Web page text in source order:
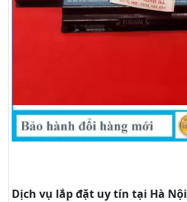
Dịch vụ lắp đặt uy tín tại Hà Nội